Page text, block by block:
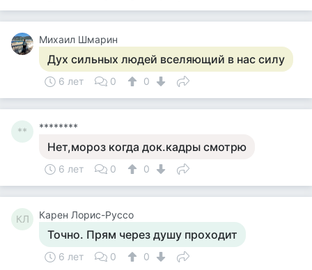
Михаил Шмарин
Дух сильных людей вселяющий в нас силу
6 лет 0 0
** ********
Нет,мороз когда док.кадры смотрю
6 лет 0 0
КЛ Карен Лорис-Руссо
Точно. Прям через душу проходит
6 лет 0 0